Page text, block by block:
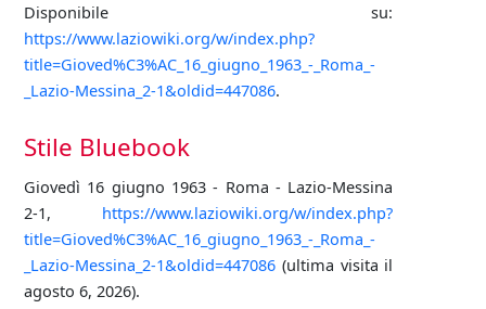
Disponibile su:
https://www.laziowiki.org/w/index.php?
title=Gioved%C3%AC_16_giugno_1963_-_Roma_-
_Lazio-Messina_2-1&oldid=447086.
Stile Bluebook
Giovedì 16 giugno 1963 - Roma - Lazio-Messina
2-1, https://www.laziowiki.org/w/index.php?
title=Gioved%C3%AC_16_giugno_1963_-_Roma_-
_Lazio-Messina_2-1&oldid=447086 (ultima visita il
agosto 6, 2026).